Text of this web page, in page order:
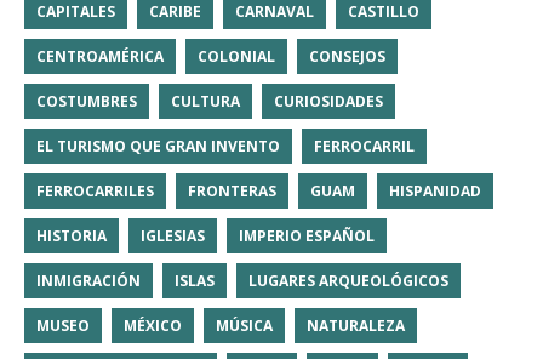
CAPITALES CARIBE CARNAVAL CASTILLO
CENTROAMÉRICA COLONIAL CONSEJOS
COSTUMBRES CULTURA CURIOSIDADES
EL TURISMO QUE GRAN INVENTO FERROCARRIL
FERROCARRILES FRONTERAS GUAM HISPANIDAD
HISTORIA IGLESIAS IMPERIO ESPAÑOL
INMIGRACIÓN ISLAS LUGARES ARQUEOLÓGICOS
MUSEO MÉXICO MÚSICA NATURALEZA